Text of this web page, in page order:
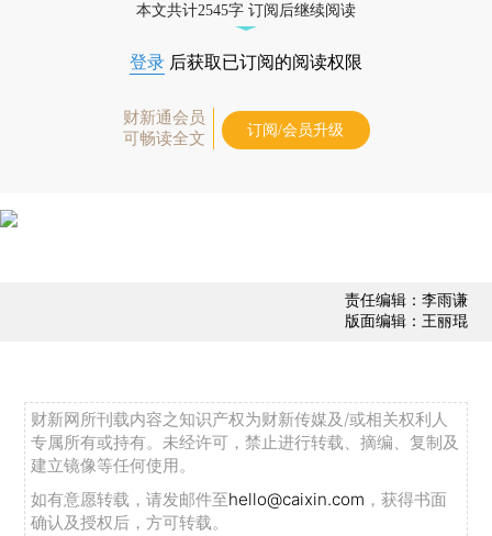
本文共计2545字 订阅后继续阅读
登录 后获取已订阅的阅读权限
财新通会员
可畅读全文
订阅/会员升级
责任编辑：李雨谦
版面编辑：王丽琨
财新网所刊载内容之知识产权为财新传媒及/或相关权利人
专属所有或持有。未经许可，禁止进行转载、摘编、复制及
建立镜像等任何使用。
如有意愿转载，请发邮件至hello@caixin.com ，获得书面
确认及授权后，方可转载。